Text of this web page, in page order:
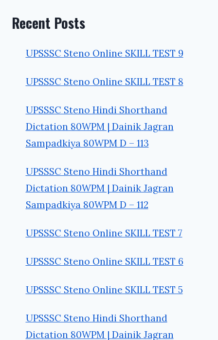
Recent Posts
UPSSSC Steno Online SKILL TEST 9
UPSSSC Steno Online SKILL TEST 8
UPSSSC Steno Hindi Shorthand
Dictation 80WPM | Dainik Jagran
Sampadkiya 80WPM D – 113
UPSSSC Steno Hindi Shorthand
Dictation 80WPM | Dainik Jagran
Sampadkiya 80WPM D – 112
UPSSSC Steno Online SKILL TEST 7
UPSSSC Steno Online SKILL TEST 6
UPSSSC Steno Online SKILL TEST 5
UPSSSC Steno Hindi Shorthand
Dictation 80WPM | Dainik Jagran